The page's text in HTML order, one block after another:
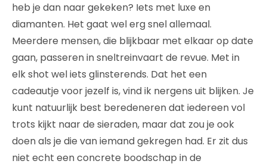
heb je dan naar gekeken? Iets met luxe en
diamanten. Het gaat wel erg snel allemaal.
Meerdere mensen, die blijkbaar met elkaar op date
gaan, passeren in sneltreinvaart de revue. Met in
elk shot wel iets glinsterends. Dat het een
cadeautje voor jezelf is, vind ik nergens uit blijken. Je
kunt natuurlijk best beredeneren dat iedereen vol
trots kijkt naar de sieraden, maar dat zou je ook
doen als je die van iemand gekregen had. Er zit dus
niet echt een concrete boodschap in de